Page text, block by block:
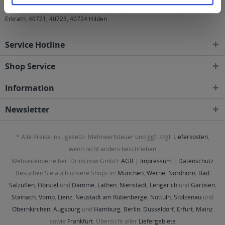
40474, 40476, 40477, 40479, 40489, 40545, 40547, 40549, 40589, 40591,
40593, 40595, 40597, 40599, 40625, 40627, 40629 Düsseldorf
Erkrath, 40721, 40723, 40724 Hilden
Service Hotline
Shop Service
Information
Newsletter
* Alle Preise inkl. gesetzl. Mehrwertsteuer und ggf. zzgl. Lieferkosten,
wenn nicht anders beschrieben
Webseitenbetreiber: Drink now GmbH: AGB | Impressum | Datenschutz
Besuchen Sie auch unsere Shops in: München, Werne, Nordhorn, Bad
Salzuflen, Hörstel und Damme, Lathen, Nienstädt, Lengerichund Garbsen,
Stainach, Vomp, Lienz, Neustadt am Rübenberge, Nottuln, Stolzenau und
Obernkirchen, Augsburg und Hamburg, Berlin, Düsseldorf, Erfurt, Mainz
sowie Frankfurt. Übersicht aller Liefergebiete